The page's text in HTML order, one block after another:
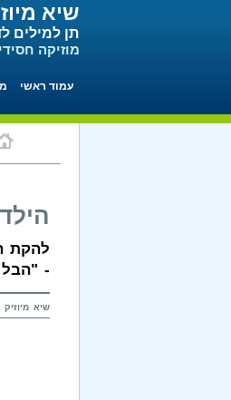
שיא
תן למילים
מוזיקה
עמוד ראשי
להקת
-
שיא מיוזיק | יום